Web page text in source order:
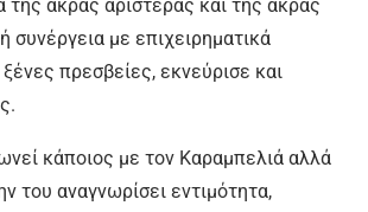
της άκρας αριστεράς και της άκρας
συνέργεια με επιχειρηματικά
πρεσβείες, εκνεύρισε και
κάποιος με τον Καραμπελιά αλλά
του αναγνωρίσει εντιμότητα,